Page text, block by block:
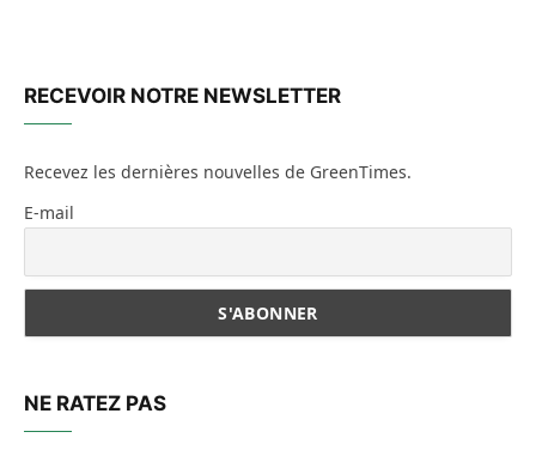
RECEVOIR NOTRE NEWSLETTER
Recevez les dernières nouvelles de GreenTimes.
E-mail
NE RATEZ PAS